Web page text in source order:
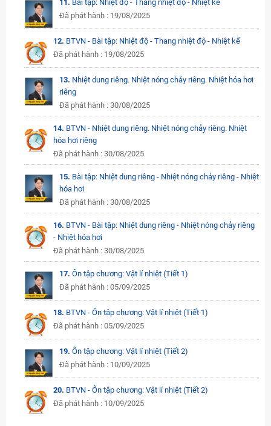
11. Bài tập: Nhiệt độ - Thang nhiệt độ - Nhiệt kế
Đã phát hành : 19/08/2025
12. BTVN - Bài tập: Nhiệt độ - Thang nhiệt độ - Nhiệt kế
Đã phát hành : 19/08/2025
13. Nhiệt dung riêng. Nhiệt nóng chảy riêng. Nhiệt hóa hơi
riêng
Đã phát hành : 30/08/2025
14. BTVN - Nhiệt dung riêng. Nhiệt nóng chảy riêng. Nhiệt
hóa hơi riêng
Đã phát hành : 30/08/2025
15. Bài tập: Nhiệt dung riêng - Nhiệt nóng chảy riêng - Nhiệt
hóa hơi
Đã phát hành : 30/08/2025
16. BTVN - Bài tập: Nhiệt dung riêng - Nhiệt nóng chảy riêng
- Nhiệt hóa hơi
Đã phát hành : 30/08/2025
17. Ôn tập chương: Vật lí nhiệt (Tiết 1)
Đã phát hành : 05/09/2025
18. BTVN - Ôn tập chương: Vật lí nhiệt (Tiết 1)
Đã phát hành : 05/09/2025
19. Ôn tập chương: Vật lí nhiệt (Tiết 2)
Đã phát hành : 10/09/2025
20. BTVN - Ôn tập chương: Vật lí nhiệt (Tiết 2)
Đã phát hành : 10/09/2025